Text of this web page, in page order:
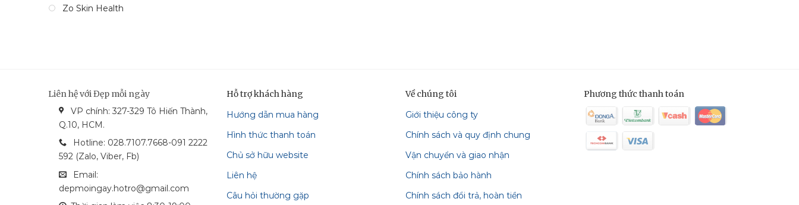
Zo Skin Health
Liên hệ với Đẹp mỗi ngày
VP chính: 327-329 Tô Hiến Thành,
Q.10, HCM.
Hotline: 028.7107.7668-091 2222
592 (Zalo, Viber, Fb)
Email:
depmoingay.hotro@gmail.com
Hỗ trợ khách hàng
Hướng dẫn mua hàng
Hình thức thanh toán
Chủ sở hữu website
Liên hệ
Câu hỏi thường gặp
Về chúng tôi
Giới thiệu công ty
Chính sách và quy định chung
Vận chuyển và giao nhận
Chính sách bảo hành
Chính sách đổi trả, hoàn tiền
Phương thức thanh toán
vietcom_bank
vcash_bankmastercard